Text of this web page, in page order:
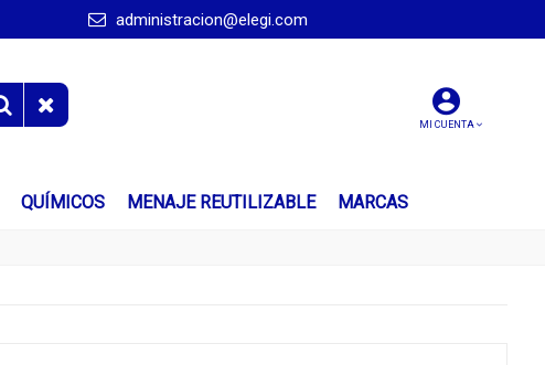
administracion@elegi.com
MI CUENTA
QUÍMICOS MENAJE REUTILIZABLE MARCAS